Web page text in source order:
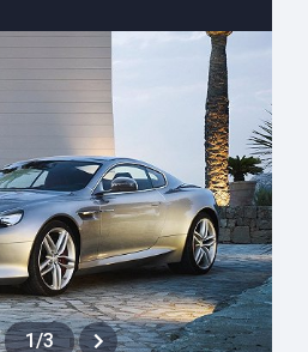
1/3